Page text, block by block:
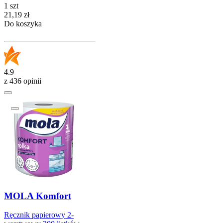
1 szt
Cena
21,19 zł
Do koszyka
4.9
z 436 opinii
MOLA Komfort
Ręcznik papierowy 2-